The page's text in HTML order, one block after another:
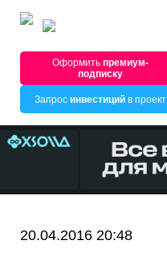
Оформитьпремиум-
подписку
Запрос инвестицийв проект
20.04.2016 20:48